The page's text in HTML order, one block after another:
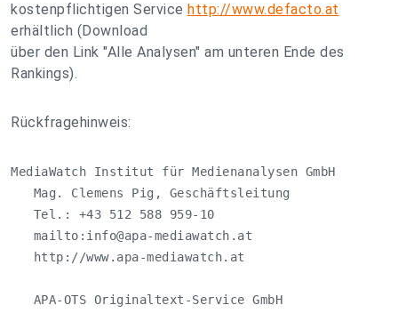
kostenpflichtigen Service http://www.defacto.at
erhältlich (Download
über den Link "Alle Analysen" am unteren Ende des
Rankings).
Rückfragehinweis:
MediaWatch Institut für Medienanalysen GmbH
   Mag. Clemens Pig, Geschäftsleitung
   Tel.: +43 512 588 959-10
   mailto:
info@apa-mediawatch.at
   http://www.apa-mediawatch.at
   APA-OTS Originaltext-Service GmbH